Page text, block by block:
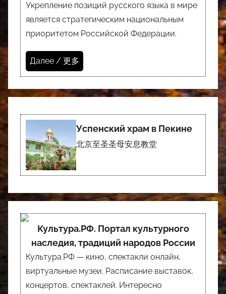
Укрепление позиций русского языка в мире
является стратегическим национальным
приоритетом Российской Федерации.
Далее / 更多
Успенский храм в Пекине
北京至圣圣母安息教堂
Культура.РФ. Портал культурного
наследия, традиций народов России
Культура.РФ — кино, спектакли онлайн,
виртуальные музеи. Расписание выставок,
концертов, спектаклей. Интересно